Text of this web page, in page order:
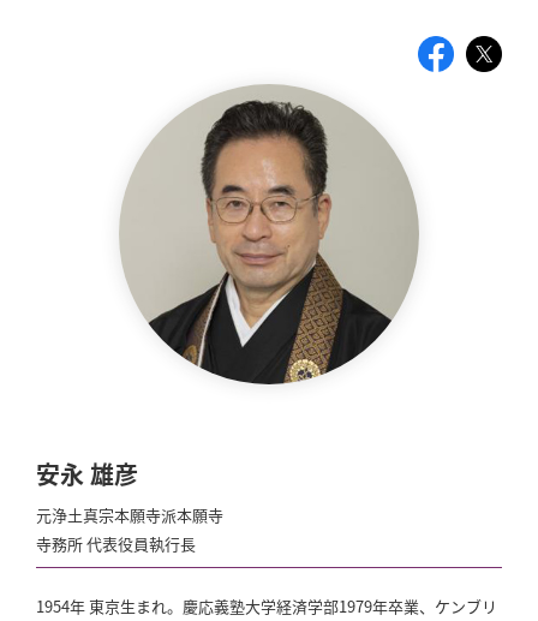
安永 雄彦
元浄土真宗本願寺派本願寺
寺務所 代表役員執行長
1954年 東京生まれ。慶応義塾大学経済学部1979年卒業、ケンブリ